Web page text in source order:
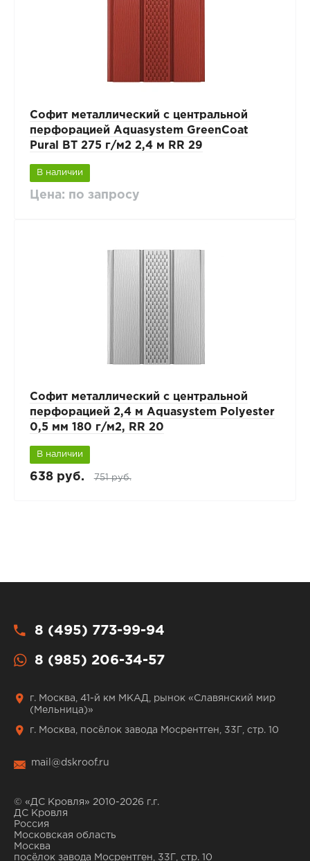
Софит металлический с центральной
перфорацией Aquasystem GreenCoat
Pural BT 275 г/м2 2,4 м RR 29
В наличии
Цена: по запросу
Софит металлический с центральной
перфорацией 2,4 м Aquasystem Polyester
0,5 мм 180 г/м2, RR 20
В наличии
638 руб. 751 руб.
8 (495) 773-99-94
8 (985) 206-34-57
г. Москва, 41-й км МКАД, рынок «Славянский мир
(Мельница)»
г. Москва, посёлок завода Мосрентген, 33Г, стр. 10
mail@dskroof.ru
© «ДС Кровля» 2010-2026 г.г.
ДС Кровля
Россия
Московская область
Москва
посёлок завода Мосрентген, 33Г, стр. 10